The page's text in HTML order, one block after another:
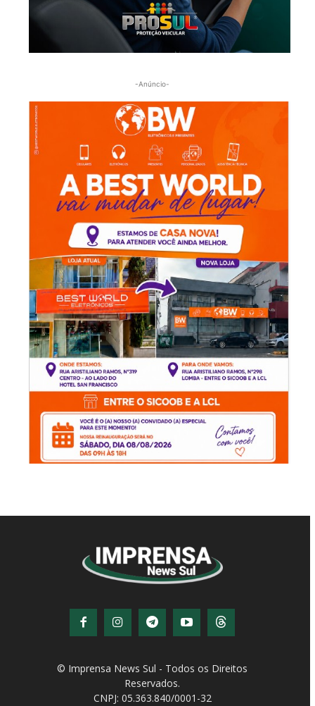
© Imprensa News Sul - Todos os Direitos
CNPJ: 05.363.840/0001-32
© Copyright - Todos os direitos reservados!
Desenvolvido porQiNetcom Agência Digital